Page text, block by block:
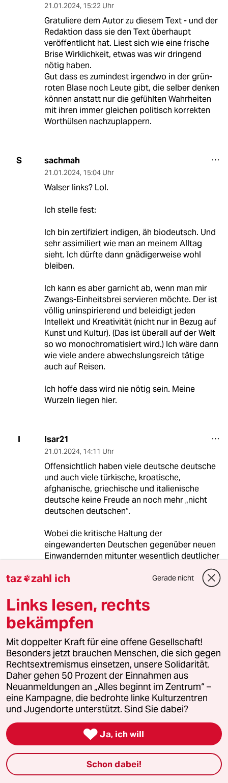
21.01.2024, 15:22 Uhr
Gratuliere dem Autor zu diesem Text - und der
Redaktion dass sie den Text überhaupt
veröffentlicht hat. Liest sich wie eine frische
Brise Wirklichkeit, etwas was wir dringend
nötig haben.
Gut dass es zumindest irgendwo in der grün-
roten Blase noch Leute gibt, die selber denken
können anstatt nur die gefühlten Wahrheiten
mit ihren immer gleichen politisch korrekten
Worthülsen nachzuplappern.
S sachmah
21.01.2024, 15:04 Uhr
Walser links? Lol.
Ich stelle fest:
Ich bin zertifiziert indigen, äh biodeutsch. Und
sehr assimiliert wie man an meinem Alltag
sieht. Ich dürfte dann gnädigerweise wohl
bleiben.
Ich kann es aber garnicht ab, wenn man mir
Zwangs-Einheitsbrei servieren möchte. Der ist
völlig uninspirierend und beleidigt jeden
Intellekt und Kreativität (nicht nur in Bezug auf
Kunst und Kultur). (Das ist überall auf der Welt
so wo monochromatisiert wird.) Ich wäre dann
wie viele andere abwechslungsreich tätige
auch auf Reisen.
Ich hoffe dass wird nie nötig sein. Meine
Wurzeln liegen hier.
I Isar21
21.01.2024, 14:11 Uhr
Offensichtlich haben viele deutsche deutsche
und auch viele türkische, kroatische,
afghanische, griechische und italienische
deutsche keine Freude an noch mehr „nicht
deutschen deutschen“.
Wobei die kritische Haltung der
eingewanderten Deutschen gegenüber neuen
Einwandernden mitunter wesentlich deutlicher
ist. Vielleicht auch weil diese Gruppen weniger
befürchten müssen als rechtsradikal
persönlich.
So lange die Ängste dieser Menschen nicht
ernstgenommen werden, und menschliche und
trotzdem toughere Ideen als „Deutschland ist
bunt“ entwickelt werden, um sie abzuholen,
können wir uns darauf einstellen das ernsthaft
verfassungsfeindliche Parteien immer mehr
Stimmen bekommen. Demos bei denen nicht
Bunte als Nazis bezeichnet werden, machen
das ganze noch schlimmer. Die Rechte werden
sich nur noch weiter solidarisieren. Kein AfD
Wähler wird sich wegen ein paar Demos davon
abhalten lassen diese Gurkentruppe zu wählen.
Vernünftige Vorschläge müssen her.
taz zahl ich Gerade nicht
Links lesen, rechts
bekämpfen
Mit doppelter Kraft für eine offene Gesellschaft!
Besonders jetzt brauchen Menschen, die sich gegen
Rechtsextremismus einsetzen, unsere Solidarität.
Daher gehen 50 Prozent der Einnahmen aus
Neuanmeldungen an „Alles beginnt im Zentrum“ –
eine Kampagne, die bedrohte linke Kulturzentren
und Jugendorte unterstützt. Sind Sie dabei?
 Ja, ich will
Schon dabei!